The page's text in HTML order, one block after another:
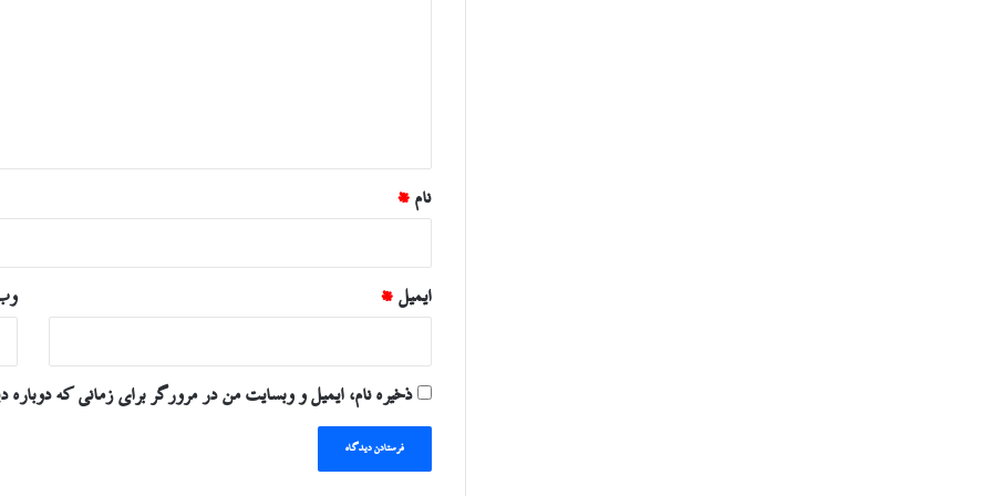
نام *
ایمیل *
ذخیره نام، ایمیل و وبسایت من در مرورگر برای زمانی که